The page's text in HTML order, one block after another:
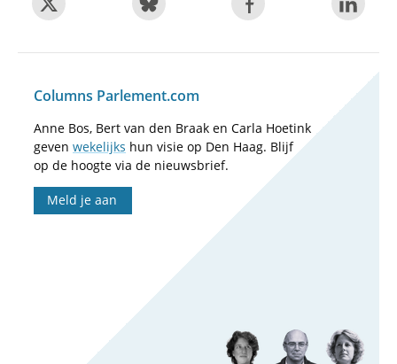
Columns Parlement.com
Anne Bos, Bert van den Braak en Carla Hoetink
geven wekelijks hun visie op Den Haag. Blijf
op de hoogte via de nieuwsbrief.
Meld je aan